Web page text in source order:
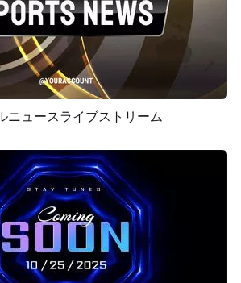
プレビュー AI再生成
ニュースライブストリーム